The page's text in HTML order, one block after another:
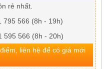
rẻ nhất.
795 566 (8h - 19h)
595 566 (8h - 20h)
liên hệ để có giá mới